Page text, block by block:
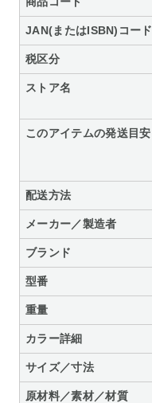
JAN(またはISBN)コード
税区分
ストア名
このアイテムの発送目安
配送方法
メーカー／製造者
ブランド
型番
重量
カラー詳細
サイズ／寸法
原材料／素材／材質